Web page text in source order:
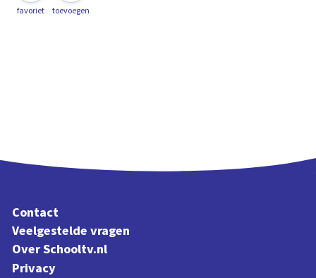
favoriet toevoegen
Contact
Veelgestelde vragen
Over Schooltv.nl
Privacy